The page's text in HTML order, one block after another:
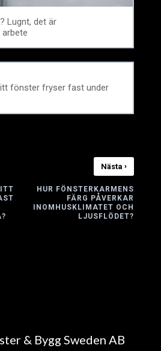
Lugnt, det är
fönster fryser fast under
Nästa›
HUR FÖNSTERKARMENS
FÄRG PÅVERKAR
INOMHUSKLIMATET OCH
LJUSFLÖDET?
& Bygg Sweden AB